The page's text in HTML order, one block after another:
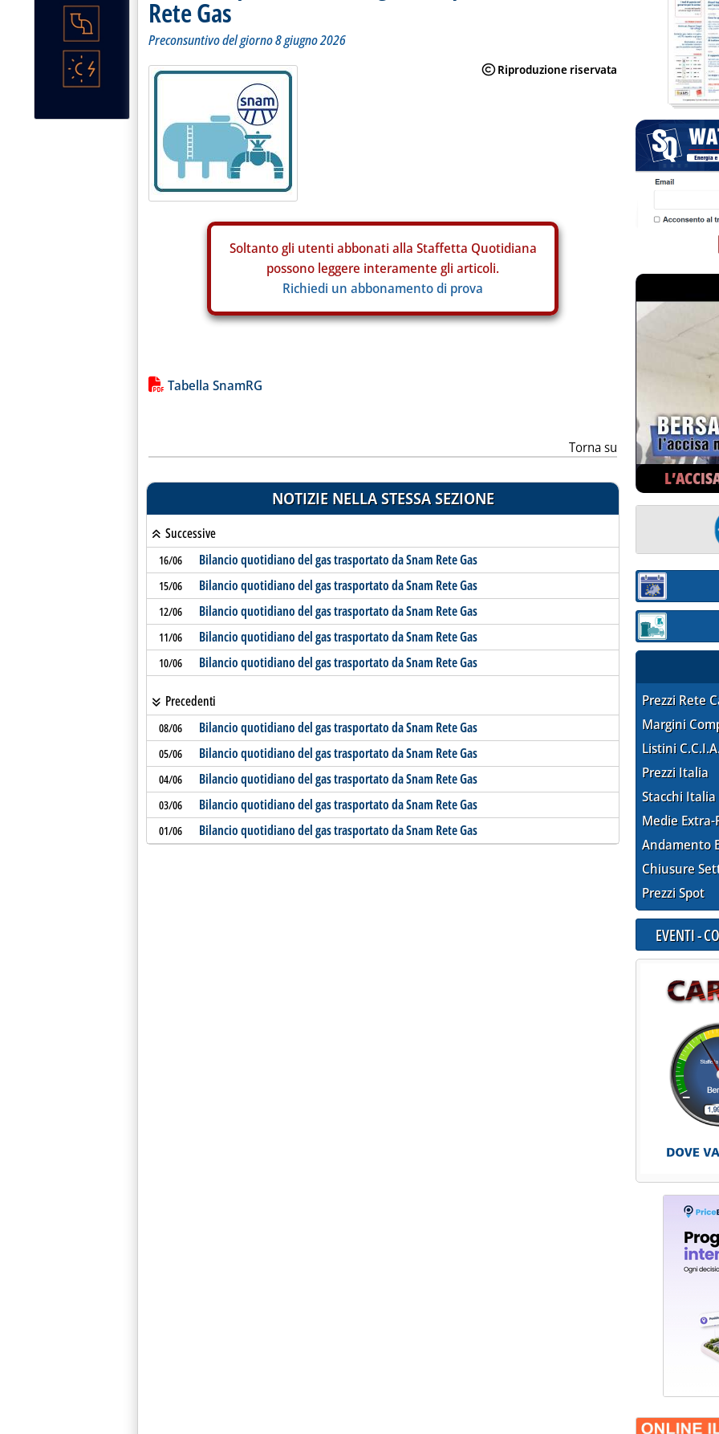
Rete Gas
Preconsuntivo del giorno 8 giugno 2026
Soltanto gli utenti abbonati alla Staffetta Quotidiana
possono leggere interamente gli articoli.
Richiedi un abbonamento di prova
Lista allegati PDF alla notizia
Tabella SnamRG
Torna su
NOTIZIE NELLA STESSA SEZIONE
Successive
16/06 Bilancio quotidiano del gas trasportato da Snam Rete Gas
15/06 Bilancio quotidiano del gas trasportato da Snam Rete Gas
12/06 Bilancio quotidiano del gas trasportato da Snam Rete Gas
11/06 Bilancio quotidiano del gas trasportato da Snam Rete Gas
10/06 Bilancio quotidiano del gas trasportato da Snam Rete Gas
Precedenti
08/06 Bilancio quotidiano del gas trasportato da Snam Rete Gas
05/06 Bilancio quotidiano del gas trasportato da Snam Rete Gas
04/06 Bilancio quotidiano del gas trasportato da Snam Rete Gas
03/06 Bilancio quotidiano del gas trasportato da Snam Rete Gas
01/06 Bilancio quotidiano del gas trasportato da Snam Rete Gas
Sezione:
Sezione:
Prezzi Rete
Margini
Listini
Prezzi Italia
Stacchi Italia
Medie Extra-
Andamento
Chiusure
Prezzi Spot
EVENTI -